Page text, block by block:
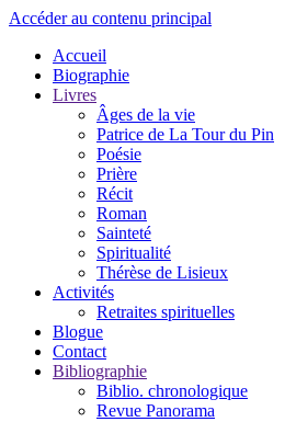
Accéder au contenu principal
Accueil
Biographie
Livres
Âges de la vie
Patrice de La Tour du Pin
Poésie
Prière
Récit
Roman
Sainteté
Spiritualité
Thérèse de Lisieux
Activités
Retraites spirituelles
Blogue
Contact
Bibliographie
Biblio. chronologique
Revue Panorama